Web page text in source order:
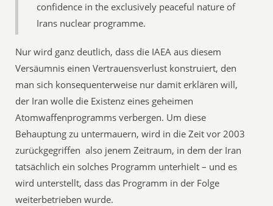
confidence in the exclusively peaceful nature of
Irans nuclear programme.
Nur wird ganz deutlich, dass die IAEA aus diesem
Versäumnis einen Vertrauensverlust konstruiert, den
man sich konsequenterweise nur damit erklären will,
der Iran wolle die Existenz eines geheimen
Atomwaffenprogramms verbergen. Um diese
Behauptung zu untermauern, wird in die Zeit vor 2003
zurückgegriffen  also jenem Zeitraum, in dem der Iran
tatsächlich ein solches Programm unterhielt – und es
wird unterstellt, dass das Programm in der Folge
weiterbetrieben wurde.